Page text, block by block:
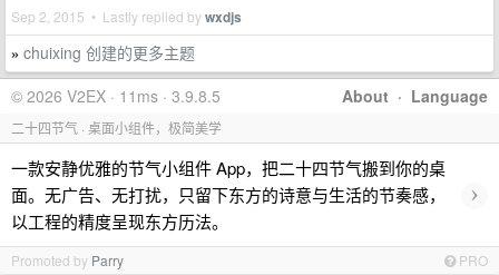
Sep 2, 2015 • Lastly replied bywxdjs
» chuixing 创建的更多主题
About · Language
© 2026 V2EX · 11ms · 3.9.8.5
二十四节气 · 桌面小组件，极简美学
一款安静优雅的节气小组件 App，把二十四节气搬到你的桌
面。无广告、无打扰，只留下东方的诗意与生活的节奏感，
以工程的精度呈现东方历法。
›
Promoted by Parry PRO